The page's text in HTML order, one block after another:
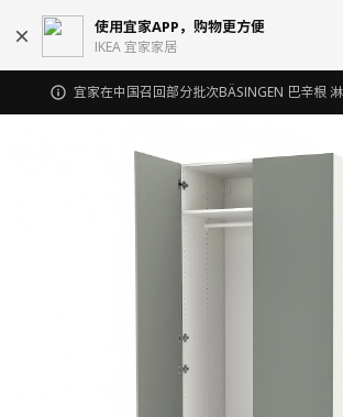
使用宜家APP，购物更方便
IKEA 宜家家居
宜家在中国召回部分批次BÄSINGEN 巴辛根